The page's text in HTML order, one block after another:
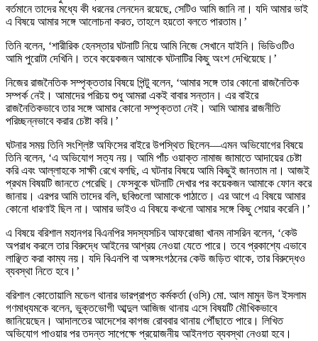
বর্তমানে তাদের মধ্যে কী ধরনের লেনদেন রয়েছে, সেটিও আমি জানি না। যদি আমার ভাই
এ বিষয়ে আমার সঙ্গে আলোচনা করত, তাহলে হয়তো বলতে পারতাম।’
তিনি বলেন, ‘শারীরিক হেনস্তার ঘটনাটি নিয়ে আমি নিজে সেখানে যাইনি। ভিডিওটিও
আমি পুরোটা দেখিনি। তবে কয়েকজন আমাকে ঘটনাটির কিছু অংশ দেখিয়েছে।’
নিজের রাজনৈতিক সম্পৃক্ততার বিষয়ে পিন্টু বলেন, ‘আমার সঙ্গে তার কোনো রাজনৈতিক
সম্পর্ক নেই। আমাদের পরিচয় শুধু আমরা একই বাবার সন্তান। এর বাইরে
রাজনৈতিকভাবে তার সঙ্গে আমার কোনো সম্পৃক্ততা নেই। আমি আমার রাজনীতি
পরিচ্ছন্নভাবে করার চেষ্টা করি।’
ঘটনার সময় তিনি সংশ্লিষ্ট অফিসের বাইরে উপস্থিত ছিলেন—এমন অভিযোগের বিষয়ে
তিনি বলেন, ‘এ অভিযোগ সত্য নয়। আমি পাঁচ ওয়াক্ত নামাজ জামাতে আদায়ের চেষ্টা
করি এবং আল্লাহকে সাক্ষী রেখে বলছি, এ ঘটনার বিষয়ে আমি কিছুই জানতাম না। আজই
প্রথম বিষয়টি জানতে পেরেছি। ফেসবুকে ঘটনাটি দেখার পর কয়েকজন আমাকে ফোন করে
জানায়। এরপর আমি তাদের বলি, ছবিগুলো আমাকে পাঠাতে। এর আগে এ বিষয়ে আমার
কোনো ধারণাই ছিল না। আমার ভাইও এ বিষয়ে কখনো আমার সঙ্গে কিছু শেয়ার করেনি।’
এ বিষয়ে বরিশাল মহানগর বিএনপির সদস্যসচিব আফরোজা খানম নাসরিন বলেন, ‘কেউ
অপরাধ করলে তার বিরুদ্ধে আইনের আশ্রয় নেওয়া যেতে পারে। তবে প্রকাশ্যে এভাবে
লাঞ্ছিত করা কাম্য নয়। যদি বিএনপি বা অঙ্গসংগঠনের কেউ জড়িত থাকে, তার বিরুদ্ধেও
ব্যবস্থা নিতে হবে।’
বরিশাল কোতোয়ালি মডেল থানার ভারপ্রাপ্ত কর্মকর্তা (ওসি) মো. আল মামুন উল ইসলাম
গণমাধ্যমকে বলেন, ভুক্তভোগী আব্দুল আজিজ থানায় এসে বিষয়টি মৌখিকভাবে
জানিয়েছেন। আদালতের আদেশের কাগজ রোববার থানায় পৌঁছাতে পারে। লিখিত
অভিযোগ পাওয়ার পর তদন্ত সাপেক্ষে প্রয়োজনীয় আইনগত ব্যবস্থা নেওয়া হবে।